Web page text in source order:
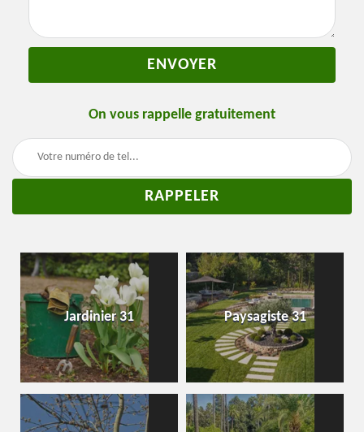
On vous rappelle gratuitement
Jardinier 31 Paysagiste 31